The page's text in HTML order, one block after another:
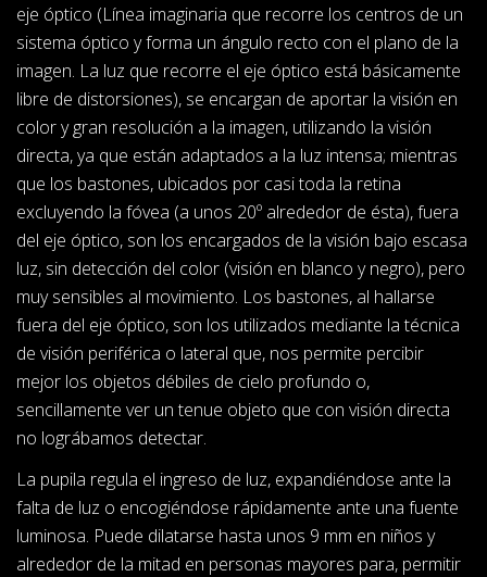
eje óptico (Línea imaginaria que recorre los centros de un
sistema óptico y forma un ángulo recto con el plano de la
imagen. La luz que recorre el eje óptico está básicamente
libre de distorsiones), se encargan de aportar la visión en
color y gran resolución a la imagen, utilizando la visión
directa, ya que están adaptados a la luz intensa; mientras
que los bastones, ubicados por casi toda la retina
excluyendo la fóvea (a unos 20º alrededor de ésta), fuera
del eje óptico, son los encargados de la visión bajo escasa
luz, sin detección del color (visión en blanco y negro), pero
muy sensibles al movimiento. Los bastones, al hallarse
fuera del eje óptico, son los utilizados mediante la técnica
de visión periférica o lateral que, nos permite percibir
mejor los objetos débiles de cielo profundo o,
sencillamente ver un tenue objeto que con visión directa
no lográbamos detectar.
La pupila regula el ingreso de luz, expandiéndose ante la
falta de luz o encogiéndose rápidamente ante una fuente
luminosa. Puede dilatarse hasta unos 9 mm en niños y
alrededor de la mitad en personas mayores para, permitir